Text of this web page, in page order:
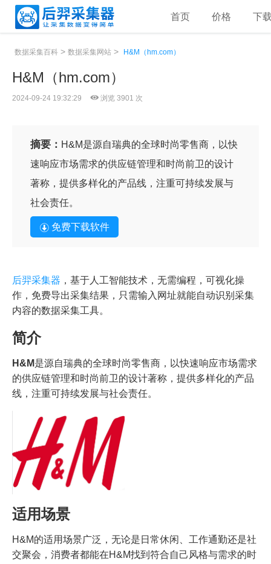
首页 价格 下
数据采集百科 > 数据采集网站 > H&M（hm.com）
H&M（hm.com）
2024-09-24 19:32:29 浏览 3901 次
摘要： H&M是源自瑞典的全球时尚零售商，以快
速响应市场需求的供应链管理和时尚前卫的设计
著称，提供多样化的产品线，注重可持续发展与
社会责任。
免费下载软件
后羿采集器 ，基于人工智能技术，无需编程，可视化操
作，免费导出采集结果，只需输入网址就能自动识别采集
内容的数据采集工具。
简介
H&M是源自瑞典的全球时尚零售商，以快速响应市场需求
的供应链管理和时尚前卫的设计著称，提供多样化的产品
线，注重可持续发展与社会责任。
适用场景
H&M的适用场景广泛，无论是日常休闲、工作通勤还是社
交聚会，消费者都能在H&M找到符合自己风格与需求的时